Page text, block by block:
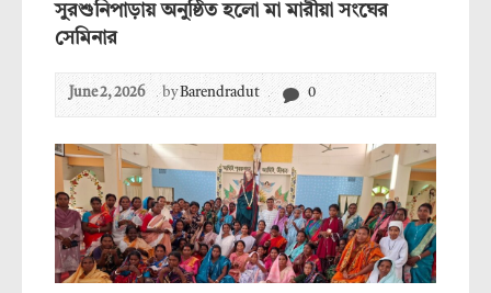
সুরশুনিপাড়ায় অনুষ্ঠিত হলো মা মারীয়া সংঘের
সেমিনার
June 2, 2026 byBarendradut 0